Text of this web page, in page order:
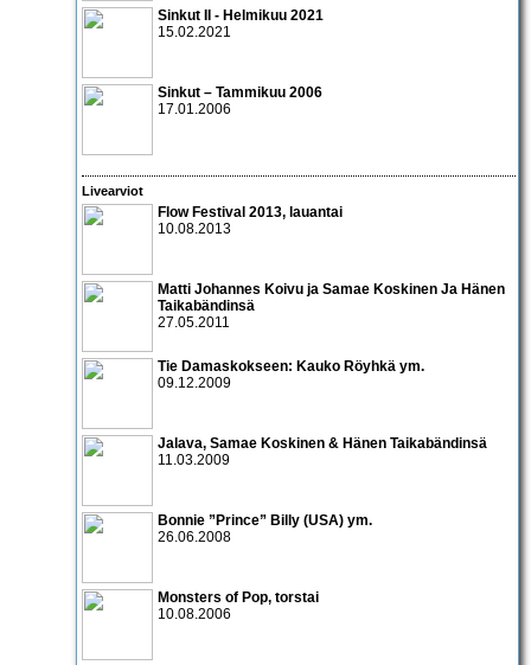
Sinkut II - Helmikuu 2021
15.02.2021
Sinkut – Tammikuu 2006
17.01.2006
Livearviot
Flow Festival 2013, lauantai
10.08.2013
Matti Johannes Koivu ja Samae Koskinen Ja Hänen
Taikabändinsä
27.05.2011
Tie Damaskokseen: Kauko Röyhkä ym.
09.12.2009
Jalava, Samae Koskinen & Hänen Taikabändinsä
11.03.2009
Bonnie ”Prince” Billy (USA) ym.
26.06.2008
Monsters of Pop, torstai
10.08.2006